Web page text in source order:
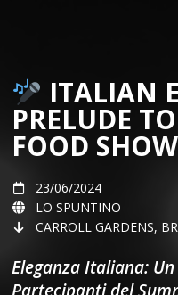
ITALIAN
PRELUDE
FOOD SHOW
23/06/2024
LO SPUNTINO
CARROLL GARDENS,
Eleganza Italiana: